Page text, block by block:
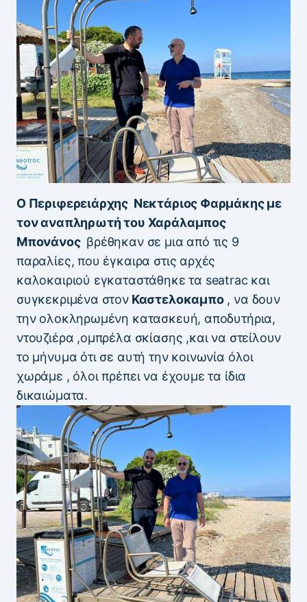
ΟΠεριφερειάρχης Νεκτάριος Φαρμάκης με
τον αναπληρωτή του Χαράλαμπος
Μπονάνος βρέθηκαν σε μια από τις 9
παραλίες, που έγκαιρα στις αρχές
καλοκαιριού εγκαταστάθηκε τα seatrac και
συγκεκριμένα στονΚαστελοκαμπο, να δουν
την ολοκληρωμένη κατασκευή, αποδυτήρια,
ντουζιέρα ,ομπρέλα σκίασης ,και να στείλουν
το μήνυμα ότι σε αυτή την κοινωνία όλοι
χωράμε , όλοι πρέπει να έχουμε τα ίδια
δικαιώματα.